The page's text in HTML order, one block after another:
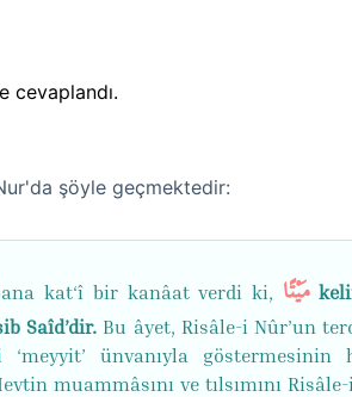
cevaplandı.
şöyle geçmektedir:
kat‘î bir kanâat verdi ki, مَيْتًا
Saîd’dir. Bu âyet, Risâle-i Nûr’un
‘meyyit’ ünvanıyla göstermesinin
muammâsını ve tılsımını